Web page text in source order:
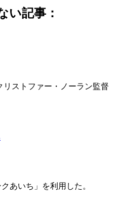
い記事：
リストファー・ノーラン監督
あいち」を利用した。